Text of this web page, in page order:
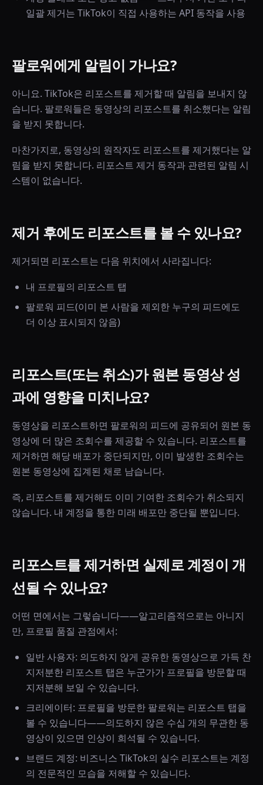
일괄 제거는 TikTok이 직접 사용하는 API 동작을 사용
팔로워에게 알림이 가나요?
아니요. TikTok은 리포스트를 제거할 때 알림을 보내지 않
습니다. 팔로워들은 동영상의 리포스트를 취소했다는 알림
을 받지 못합니다.
마찬가지로, 동영상의 원작자도 리포스트를 제거했다는 알
림을 받지 못합니다. 리포스트 제거 동작과 관련된 알림 시
스템이 없습니다.
제거 후에도 리포스트를 볼 수 있나요?
제거되면 리포스트는 다음 위치에서 사라집니다:
내 프로필의 리포스트 탭
팔로워 피드(이미 본 사람을 제외한 누구의 피드에도
더 이상 표시되지 않음)
리포스트(또는 취소)가 원본 동영상 성
과에 영향을 미치나요?
동영상을 리포스트하면 팔로워의 피드에 공유되어 원본 동
영상에 더 많은 조회수를 제공할 수 있습니다. 리포스트를
제거하면 해당 배포가 중단되지만, 이미 발생한 조회수는
원본 동영상에 집계된 채로 남습니다.
즉, 리포스트를 제거해도 이미 기여한 조회수가 취소되지
않습니다. 내 계정을 통한 미래 배포만 중단될 뿐입니다.
리포스트를 제거하면 실제로 계정이 개
선될 수 있나요?
어떤 면에서는 그렇습니다——알고리즘적으로는 아니지
만, 프로필 품질 관점에서:
일반 사용자: 의도하지 않게 공유한 동영상으로 가득 찬
지저분한 리포스트 탭은 누군가가 프로필을 방문할 때
지저분해 보일 수 있습니다.
크리에이터: 프로필을 방문한 팔로워는 리포스트 탭을
볼 수 있습니다——의도하지 않은 수십 개의 무관한 동
영상이 있으면 인상이 희석될 수 있습니다.
브랜드 계정: 비즈니스 TikTok의 실수 리포스트는 계정
의 전문적인 모습을 저해할 수 있습니다.